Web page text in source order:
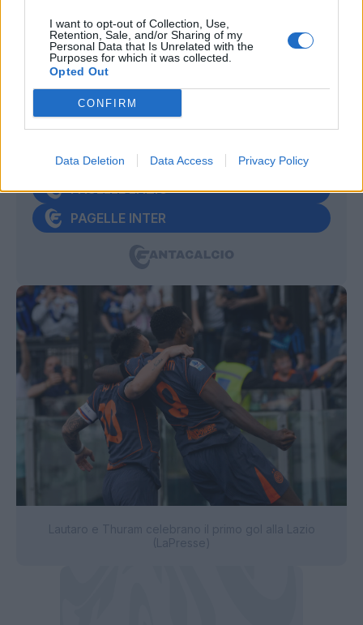
I want to opt-out of Collection, Use,
Retention, Sale, and/or Sharing of my
Personal Data that Is Unrelated with the
Purposes for which it was collected.
Opted Out
CONFIRM
Data Deletion Data Access Privacy Policy
VOTI, ASSIST E PAGELLE DI LAZIO-
INTER
VOTI UFFICIALI
ANALISI ASSIST
PAGELLE LAZIO
PAGELLE INTER